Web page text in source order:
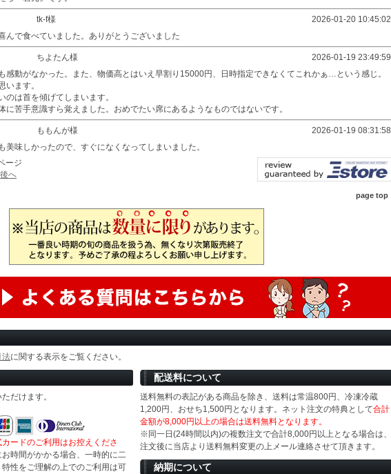
tk-f様
2026-01-20 10:45:02
んで食べていました。ありがとうございました
ちよたん様
2026-01-19 23:49:59
感動がなかった。また、物価高とはいえ早割り15000円、日時指定できなくてこれかぁ…という感じ。
います。
のは首を傾げてしまいます。
に苦手意識すら覚えました。おめでたい席にあるようなものではないです。
ももんが様
2026-01-19 08:31:58
美味しかったので、すぐになくなってしまいました。
ージ
へ
page top
法に関する表示をご覧ください。
だけます。
ードのご利用はお控えくださ
時間がかかる場合、一時的に二
性をご理解の上でのご利用は可
配送料について
送料無料の表記がある商品を除き、送料は常温800円、冷凍冷蔵
1,200円、おせち1,500円となります。ネット注文の特典として合計
金額が8,000円以上の場合は送料無料となります。
※同一日(24時間以内)の複数注文で合計8,000円以上となる場合は、
注文後に当店より送料無料変更の上メール連絡させて頂きます。
納期について